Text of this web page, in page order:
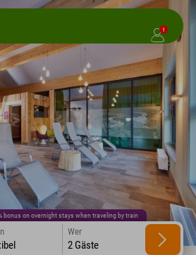
1
bonus on overnight stays when traveling by train
Wer
2 Gäste